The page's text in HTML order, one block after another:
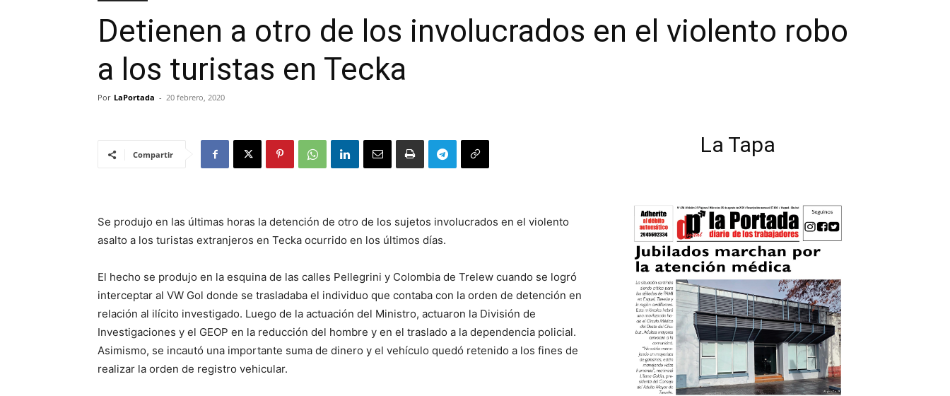
Detienen a otro de los involucrados en el violento robo
a los turistas en Tecka
Por LaPortada - 20 febrero, 2020
Compartir
Se produjo en las últimas horas la detención de otro de los sujetos involucrados en el violento
asalto a los turistas extranjeros en Tecka ocurrido en los últimos días.
El hecho se produjo en la esquina de las calles Pellegrini y Colombia de Trelew cuando se logró
interceptar al VW Gol donde se trasladaba el individuo que contaba con la orden de detención en
relación al ilícito investigado. Luego de la actuación del Ministro, actuaron la División de
Investigaciones y el GEOP en la reducción del hombre y en el traslado a la dependencia policial.
Asimismo, se incautó una importante suma de dinero y el vehículo quedó retenido a los fines de
realizar la orden de registro vehicular.
La Tapa